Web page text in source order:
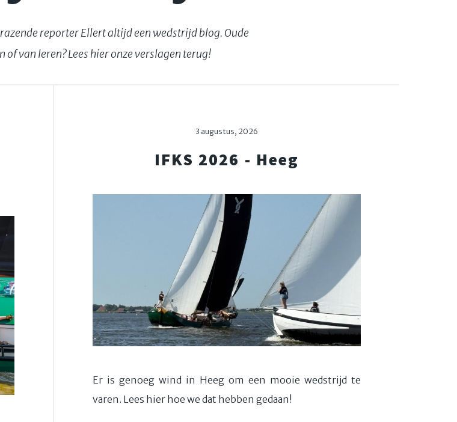
reporter Ellert altijd een wedstrijd blog. Oude
van leren? Lees hier onze verslagen terug!
3 augustus, 2026
IFKS 2026 - Heeg
Er is genoeg wind in Heeg om een mooie wedstrijd te
varen. Lees hier hoe we dat hebben gedaan!